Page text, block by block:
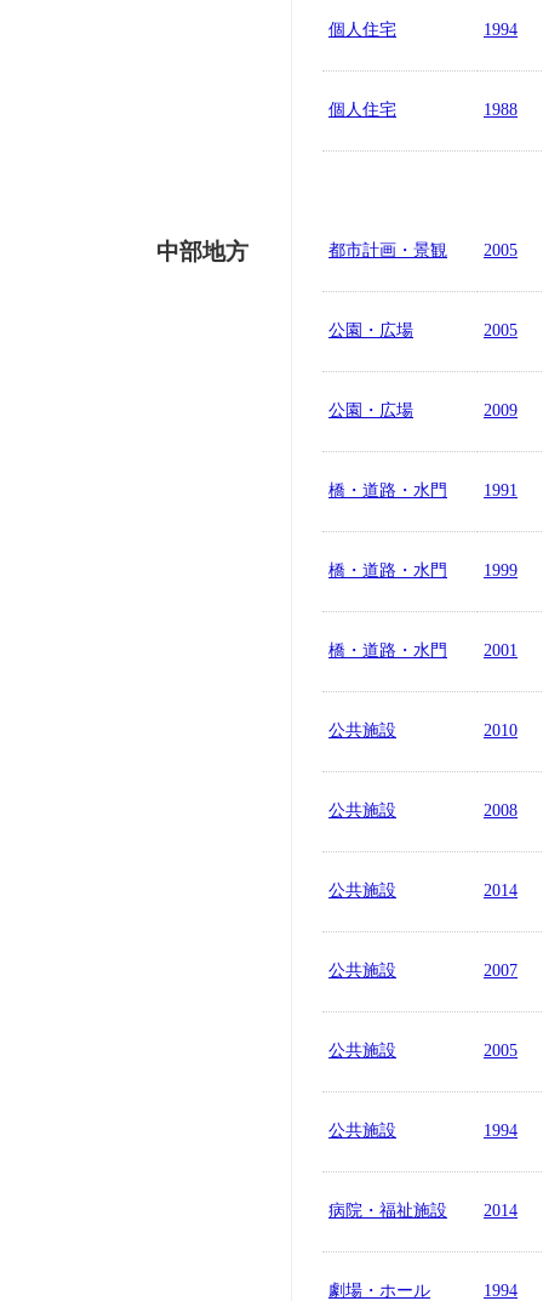
個人住宅 1994
個人住宅 1988
中部地方 都市計画・景観 2005
公園・広場 2005
公園・広場 2009
橋・道路・水門 1991
橋・道路・水門 1999
橋・道路・水門 2001
公共施設 2010
公共施設 2008
公共施設 2014
公共施設 2007
公共施設 2005
公共施設 1994
病院・福祉施設 2014
劇場・ホール 1994